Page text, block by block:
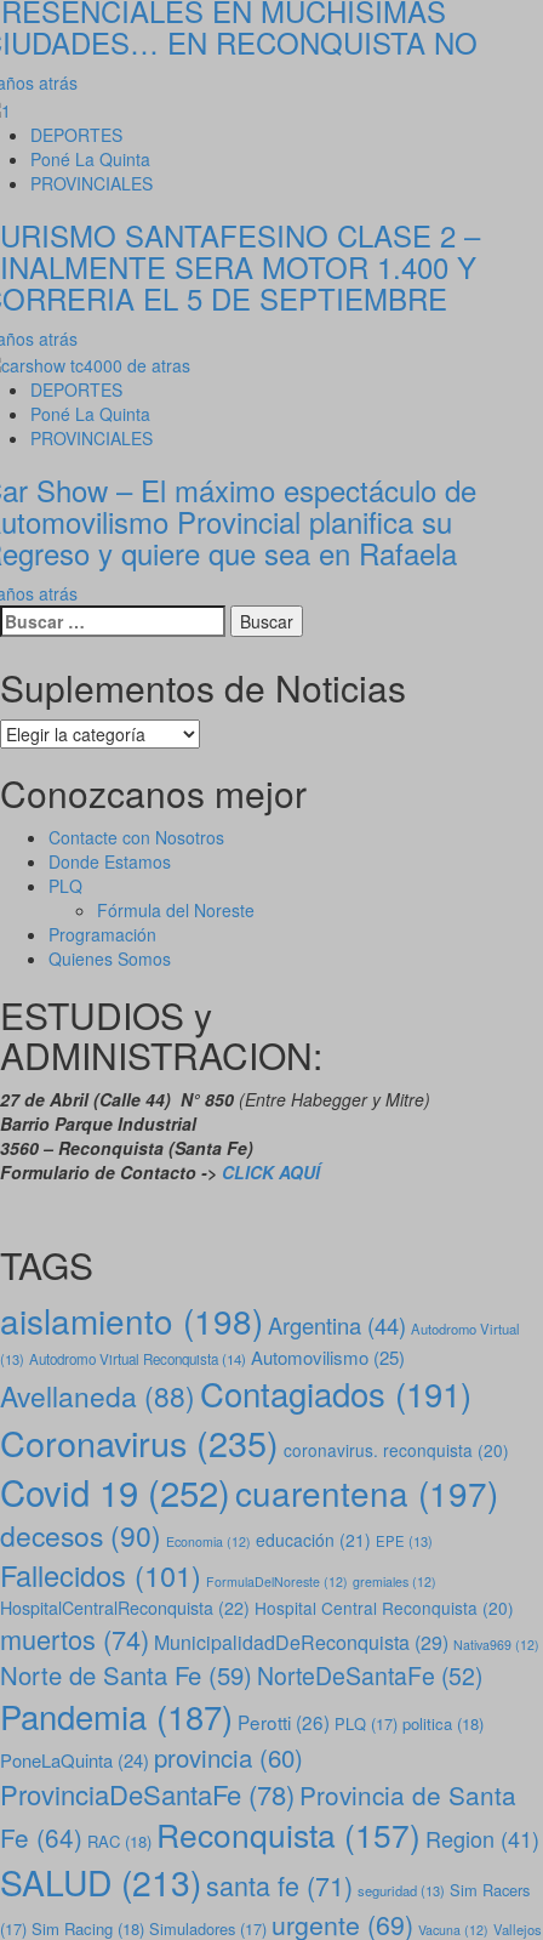
EN MUCHISIMAS
EN RECONQUISTA NO
atrás
DEPORTES
Poné La Quinta
PROVINCIALES
SANTAFESINO CLASE 2 –
SERA MOTOR 1.400 Y
EL 5 DE SEPTIEMBRE
atrás
DEPORTES
Poné La Quinta
PROVINCIALES
Show – El máximo espectáculo de
Provincial planifica su
y quiere que sea en Rafaela
atrás
Buscar:
Suplementos de Noticias
Suplementos
de
Noticias
Conozcanos mejor
Contacte con Nosotros
Donde Estamos
PLQ
Fórmula del Noreste
Programación
Quienes Somos
ESTUDIOS y
ADMINISTRACION:
27 de Abril (Calle 44) N° 850 (Entre Habegger y Mitre)
Barrio Parque Industrial
3560 – Reconquista (Santa Fe)
Formulario de Contacto -> CLICK AQUÍ
TAGS
aislamiento (198) Argentina (44) Autodromo Virtual
(13) Autodromo Virtual Reconquista (14) Automovilismo (25)
Avellaneda (88) Contagiados (191)
Coronavirus (235) coronavirus. reconquista (20)
Covid 19 (252)cuarentena (197)
decesos (90) Economia (12) educación (21) EPE (13)
Fallecidos (101) FormulaDelNoreste (12) gremiales (12)
HospitalCentralReconquista (22) Hospital Central Reconquista (20)
muertos (74) MunicipalidadDeReconquista (29) Nativa969 (12)
Norte de Santa Fe (59) NorteDeSantaFe (52)
Pandemia (187) Perotti (26) PLQ (17) politica (18)
PoneLaQuinta (24) provincia (60)
ProvinciaDeSantaFe (78) Provincia de Santa
Fe (64) RAC (18) Reconquista (157) Region (41)
SALUD (213)santa fe (71) seguridad (13) Sim Racers
(17) Sim Racing (18) Simuladores (17) urgente (69) Vacuna (12) Vallejos